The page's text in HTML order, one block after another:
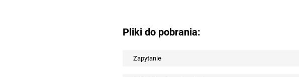
Pliki do pobrania:
Zapytanie